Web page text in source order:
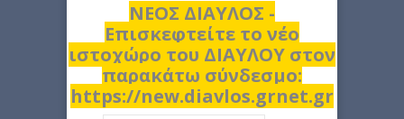
ΝΕΟΣ ΔΙΑΥΛΟΣ -
Επισκεφτείτε το νέο
ιστοχώρο του ΔΙΑΥΛΟΥ στον
παρακάτω σύνδεσμο:
https://new.diavlos.grnet.gr